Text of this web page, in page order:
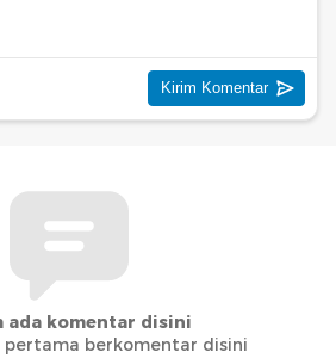
ada komentar disini
pertama berkomentar disini